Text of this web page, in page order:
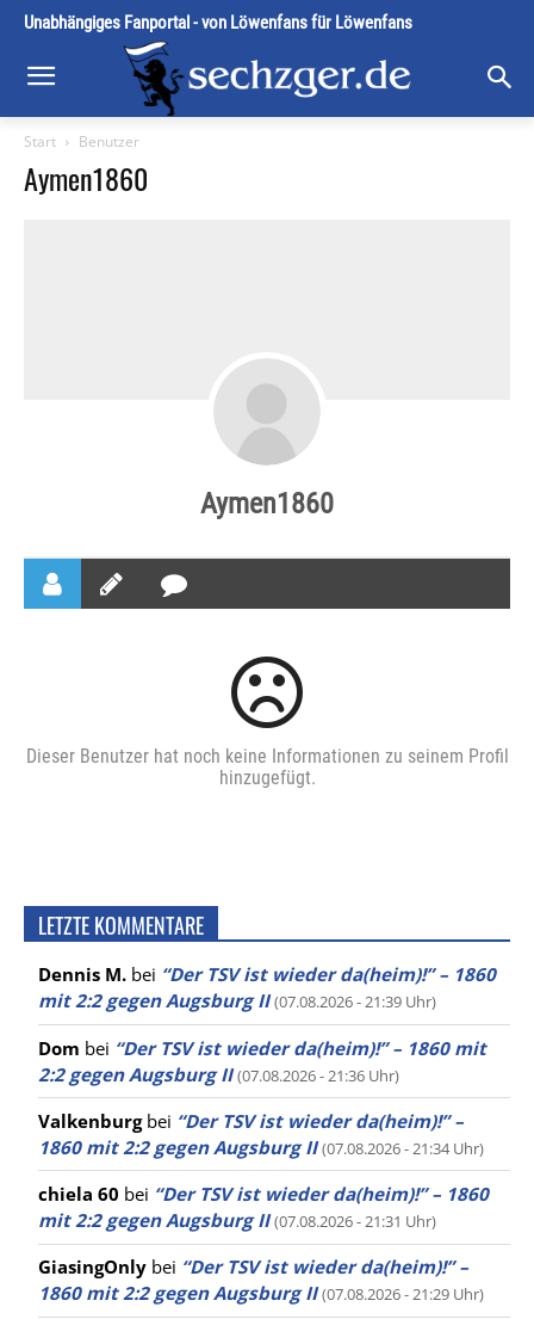
Unabhängiges Fanportal - von Löwenfans für Löwenfans
Start Benutzer
Aymen1860
Aymen1860
Dieser Benutzer hat noch keine Informationen zu seinem Profil
hinzugefügt.
LETZTE KOMMENTARE
Dennis M. bei “Der TSV ist wieder da(heim)!” – 1860
mit 2:2 gegen Augsburg II (07.08.2026 - 21:39 Uhr)
Dom bei “Der TSV ist wieder da(heim)!” – 1860 mit
2:2 gegen Augsburg II (07.08.2026 - 21:36 Uhr)
Valkenburgbei “Der TSV ist wieder da(heim)!” –
1860 mit 2:2 gegen Augsburg II (07.08.2026 - 21:34 Uhr)
chiela 60 bei “Der TSV ist wieder da(heim)!” – 1860
mit 2:2 gegen Augsburg II (07.08.2026 - 21:31 Uhr)
GiasingOnly bei “Der TSV ist wieder da(heim)!” –
1860 mit 2:2 gegen Augsburg II (07.08.2026 - 21:29 Uhr)